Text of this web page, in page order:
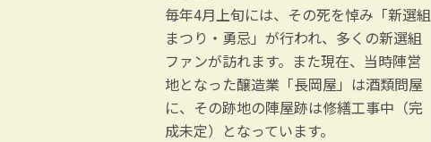
毎年4月上旬には、その死を悼み「新選組
まつり・勇忌」が行われ、多くの新選組
ファンが訪れます。また現在、当時陣営
地となった醸造業「長岡屋」は酒類問屋
に、その跡地の陣屋跡は修繕工事中（完
成未定）となっています。